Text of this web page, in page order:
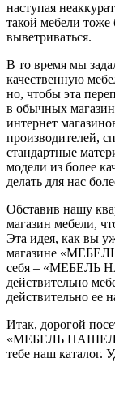
наступая
такой мебели
выветриваться.
В то время мы
качественную
но, чтобы эта
в обычных
интернет
производителей,
стандартные
модели из более
делать для нас
Обставив нашу
магазин мебели,
Эта идея, как вы
магазине
себя – «МЕБЕЛЬ
действительно
действительно ее
Итак, дорогой
«МЕБЕЛЬ НАШЕЛ»
тебе наш каталог.